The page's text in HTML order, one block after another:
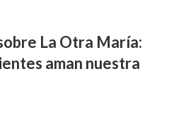
La Otra María:
aman nuestra